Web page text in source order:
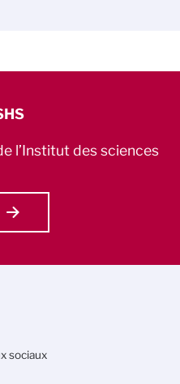
l’Institut des sciences
sociaux